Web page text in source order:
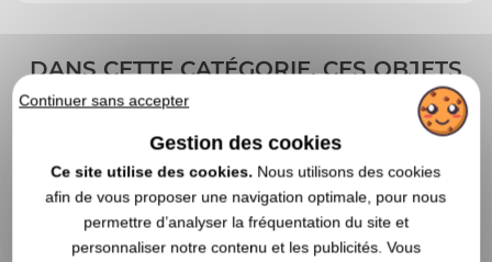
DANS CETTE CATÉGORIE, CES OBJETS
PUBLICITAIRES POURRAIENT AUSSI
VOUS INTÉRESSER
Continuer sans accepter
Gestion des cookies
Ce site utilise des cookies. Nous utilisons des cookies
afin de vous proposer une navigation optimale, pour nous
permettre d’analyser la fréquentation du site et
personnaliser notre contenu et les publicités. Vous